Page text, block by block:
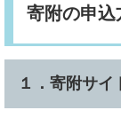
寄附の申込
１． 寄附サイ